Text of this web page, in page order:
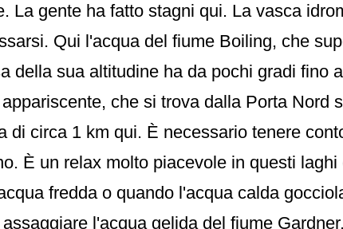
La gente ha fatto stagni qui. La vasca
Qui l'acqua del fiume Boiling, che
della sua altitudine ha da pochi gradi fino
che si trova dalla Porta Nord
di circa 1 km qui. È necessario tenere
È un relax molto piacevole in questi
fredda o quando l'acqua calda
l'acqua gelida del fiume